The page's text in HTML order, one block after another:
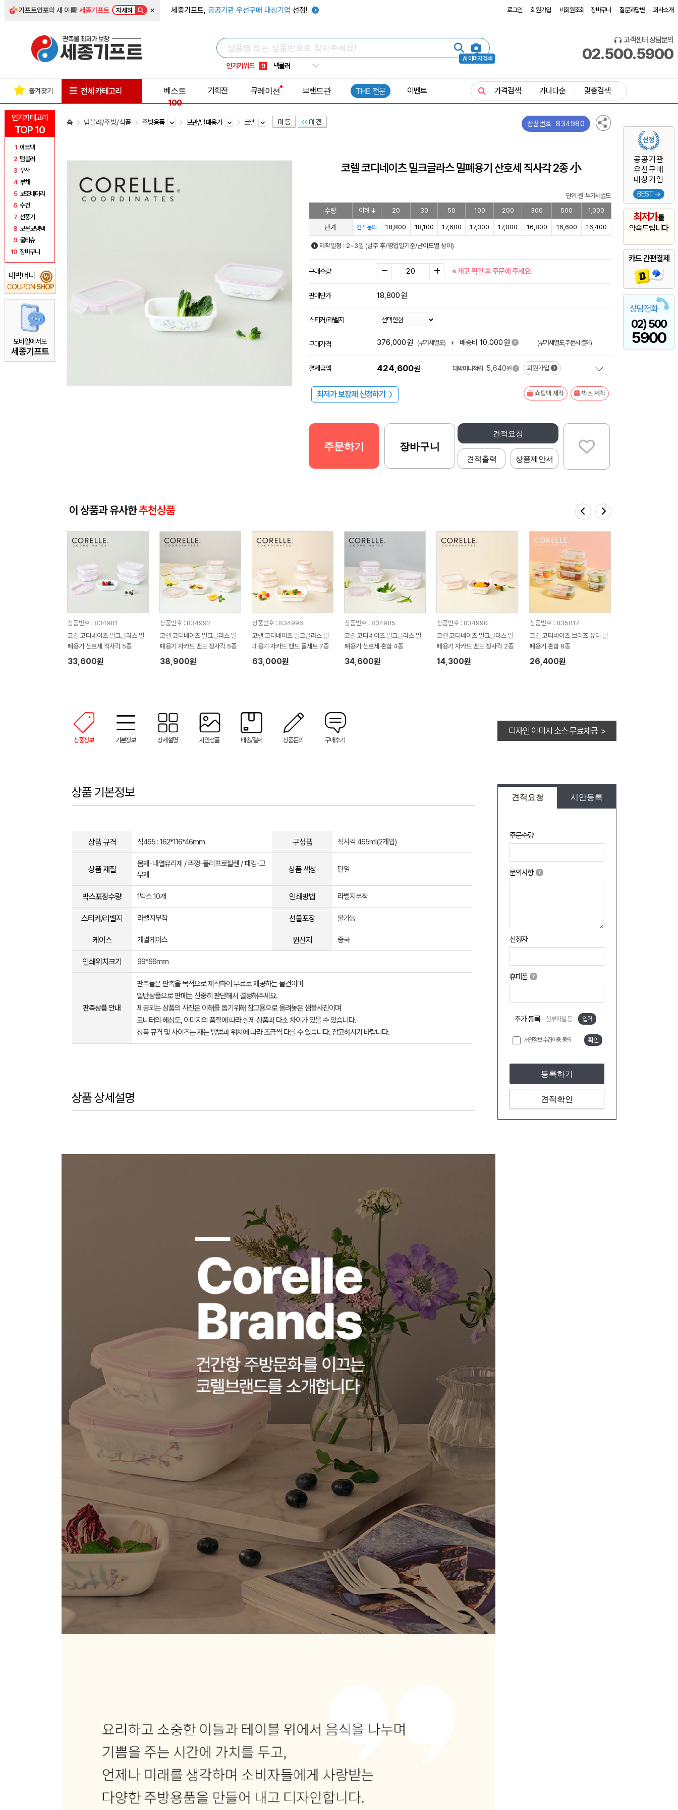
기프트인포의 새 이름!세종기프트 자세히 × 세종기프트, 공공기관 우선구매 대상기업 선정! 로그인 회원가입 비회원조회 장바구니 질문과답변 회사소개
AI 이미지 검색
인기키워드
5 키캡
8 쿨토시
9 넥쿨러
1 선풍기
고객센터 상담문의
02.500.5900
인기카테고리
TOP 10
1 에코백
2 텀블러
3 우산
4 부채
5 보조배터리
6 수건
7 선풍기
8 보온보냉백
9 물티슈
10 장바구니
대박머니
COUPON SHOP
₩
모바일에서도
세종기프트
공공기관
우선구매
대상기업
BEST →
최저가를
약속드립니다
카드 간편결제
상담전화
02) 500
5900
즐겨찾기 전체 카테고리
베스트
100
기획전 큐레이션 브랜드관 THE 전문 이벤트 가격검색 가나다순 맞춤검색
홈 텀블러/주방/식품 주방용품 보관/밀폐용기 코렐 상품번호 834980
코렐 코디네이츠 밀크글라스 밀폐용기 산호세 직사각 2종 小
단위: 원 부가세별도
수량 이하 20 30 50 100 200 300 500 1,000
단가 견적문의 18,800 18,100 17,600 17,300 17,000 16,800 16,600 16,400
제작일정 : 2~3일 (발주 후/영업일기준/난이도별 상이)
구매수량 ※ 재고 확인 후 주문해 주세요!
판매단가 18,800원
스티커/라벨지
구매가격 376,000원 (부가세별도) + 배송비 10,000원 (부가세별도,주문시결제)
결제금액 424,600원 대박머니적립 5,640원 회원가입
최저가 보장제 신청하기 〉 쇼핑백 제작 박스 제작
견적요청
견적출력 상품제안서
주문하기 장바구니
이 상품과 유사한추천상품
상품번호 : 834981
코렐 코디네이츠 밀크글라스 밀
폐용기 산호세 직사각 5종
33,600원
상품번호 : 834992
코렐 코디네이츠 밀크글라스 밀
폐용기 자카드 밴드 정사각 5종
38,900원
상품번호 : 834996
코렐 코디네이츠 밀크글라스 밀
폐용기 자카드 밴드 풀세트 7종
63,000원
상품번호 : 834985
코렐 코디네이츠 밀크글라스 밀
폐용기 산호세 혼합 4종
34,600원
상품번호 : 834990
코렐 코디네이츠 밀크글라스 밀
폐용기 자카드 밴드 정사각 2종
14,300원
상품번호 : 835017
코렐 코디네이츠 브리즈 유리 밀
폐용기 혼합 8종
26,400원
상품정보 기본정보 상세설명 시안샘플 배송/결제 상품문의 구매후기
디자인 이미지 소스 무료제공 >
견적요청 시안등록
주문수량
문의사항
신청자
휴대폰
추가 등록 첨부파일 등 입력
개인정보 수집이용 동의 확인
등록하기
견적확인
상품 기본정보
상품 규격 직465 : 162*116*46mm 구성품 직사각 465ml(2개입)
상품 재질
몸체-내열유리제 / 뚜껑-폴리프로필렌 / 패킹-고
무제
상품 색상 단일
박스포장수량 1박스 10개 인쇄방법 라벨지부착
스티커/라벨지 라벨지부착 선물포장 불가능
케이스 개별케이스 원산지 중국
인쇄위치크기 99*66mm
판촉상품 안내
판촉물은 판촉을 목적으로 제작하여 무료로 제공하는 물건이며
일반상품으로 판매는 신중히 판단해서 결정해주세요.
제공되는 상품의 사진은 이해를 돕기위해 참고용으로 올려놓은 샘플사진이며
모니터의 해상도, 이미지의 품질에 따라 실제 상품과 다소 차이가 있을 수 있습니다.
상품 규격 및 사이즈는 재는 방법과 위치에 따라 조금씩 다를 수 있습니다. 참고하시기 바랍니다.
상품 상세설명